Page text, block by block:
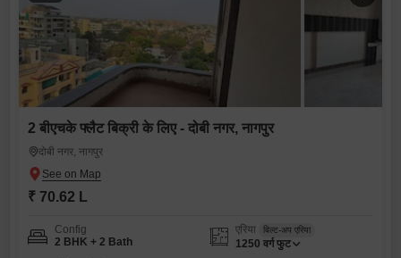
2 बीएचके फ्लैट बिक्री के लिए - दोबी नगर, नागपुर
दोबी नगर, नागपुर
₹ 70.62 L
Config
2 BHK + 2 Bath
एरिया बिल्ट-अप एरिया
1250 वर्ग फुट